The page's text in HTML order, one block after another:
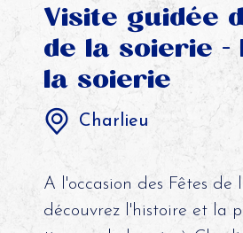
Visite guidée
de la soierie -
la soierie
Charlieu
A l'occasion des Fêtes de
découvrez l'histoire et la